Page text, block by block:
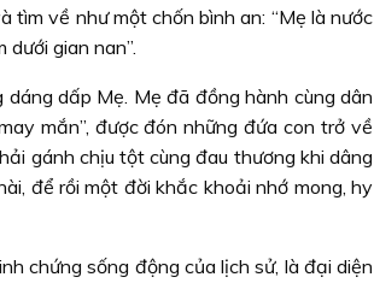
tìm về như một chốn bình an: “Mẹ là nước
gian nan”.
dấp Mẹ. Mẹ đã đồng hành cùng dân
mắn”, được đón những đứa con trở về
gánh chịu tột cùng đau thương khi dâng
để rồi một đời khắc khoải nhớ mong, hy
chứng sống động của lịch sử, là đại diện